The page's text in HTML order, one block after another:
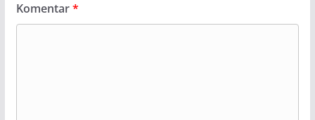
Komentar*